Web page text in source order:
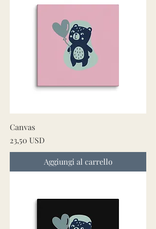
Canvas
Prezzo
23,50 USD
Aggiungi al carrello